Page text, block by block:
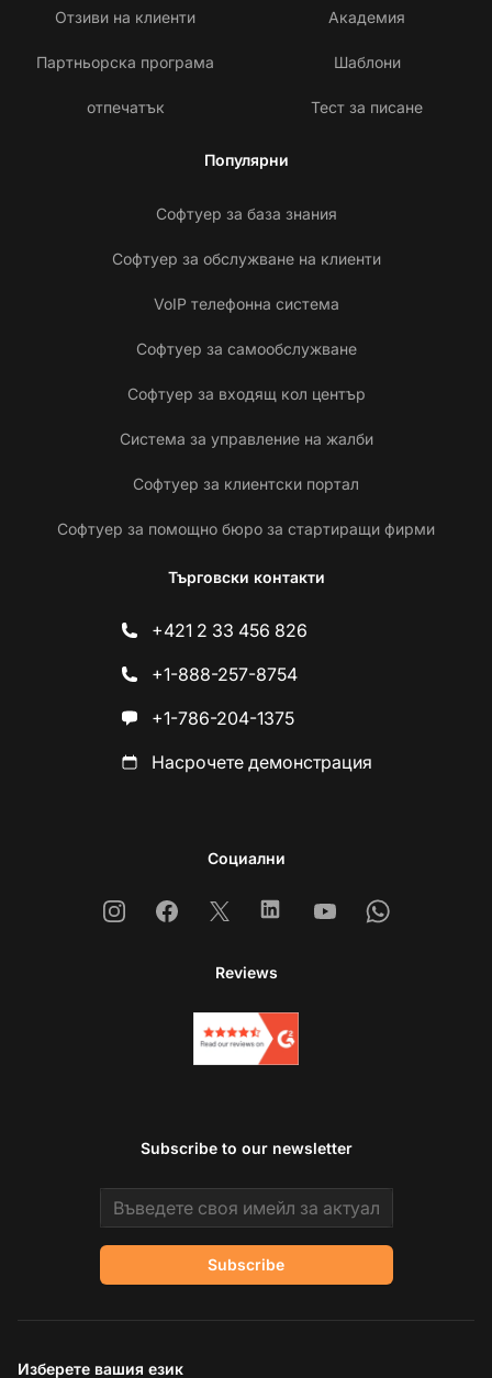
Отзиви на клиенти
Партньорска програма
отпечатък
Академия
Шаблони
Тест за писане
Популярни
Софтуер за база знания
Софтуер за обслужване на клиенти
VoIP телефонна система
Софтуер за самообслужване
Софтуер за входящ кол център
Система за управление на жалби
Софтуер за клиентски портал
Софтуер за помощно бюро за стартиращи фирми
Търговски контакти
+421 2 33 456 826
+1-888-257-8754
+1-786-204-1375
Насрочете демонстрация
Социални
InstagramFacebook
X LinkedinYoutubeWhatsapp
Reviews
Subscribe to our newsletter
Email address
Subscribe
Изберете вашия език